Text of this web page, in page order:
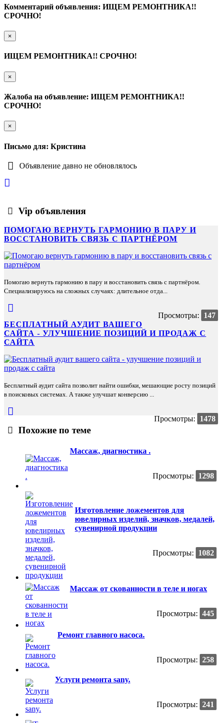
Комментарий объявления: ИЩЕМ РЕМОНТНИКА!!
СРОЧНО!
×
ИЩЕМ РЕМОНТНИКА!! СРОЧНО!
×
Жалоба на объявление: ИЩЕМ РЕМОНТНИКА!!
СРОЧНО!
×
Письмо для: Кристина
Объявление давно не обновлялось
Vip объявления
ПОМОГАЮ ВЕРНУТЬ ГАРМОНИЮ В ПАРУ И
ВОССТАНОВИТЬ СВЯЗЬ С ПАРТНЁРОМ
Помогаю вернуть гармонию в пару и восстановить связь с партнёром.
Специализируюсь на сложных случаях: длительное отда...
Просмотры:
147
БЕСПЛАТНЫЙ АУДИТ ВАШЕГО
САЙТА - УЛУЧШЕНИЕ ПОЗИЦИЙ И ПРОДАЖ С
САЙТА
Бесплатный аудит сайта позволит найти ошибки, мешающие росту позиций
в поисковых системах. А также улучшат конверсию ...
Просмотры: 1478
Похожие по теме
Массаж, диагностика .
Просмотры: 1298
Изготовление ложементов для
ювелирных изделий, значков, медалей,
сувенирной продукции
Просмотры: 1082
Массаж от скованности в теле и ногах
Просмотры: 445
Ремонт главного насоса.
Просмотры: 258
Услуги ремонта sany.
Просмотры: 241